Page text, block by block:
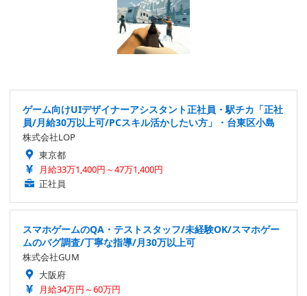
ゲーム向けUIデザイナーアシスタント正社員・駅チカ「正社
員/月給30万以上可/PCスキル活かしたい方」・台東区小島
株式会社LOP
東京都
月給33万1,400円～47万1,400円
正社員
スマホゲームのQA・テストスタッフ/未経験OK/スマホゲー
ムのバグ調査/丁寧な指導/月30万以上可
株式会社GUM
大阪府
月給34万円～60万円